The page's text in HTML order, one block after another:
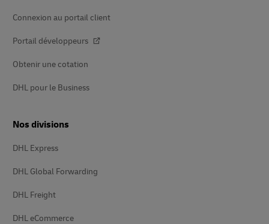
Connexion au portail client
Portail développeurs
Obtenir une cotation
DHL pour le Business
Nos divisions
DHL Express
DHL Global Forwarding
DHL Freight
DHL eCommerce